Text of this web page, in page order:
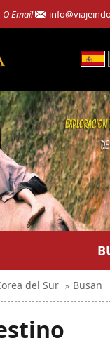
O Email
del Sur Busan